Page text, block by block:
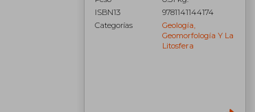
ISBN13
9781141144174
Categorías
Geología,
Geomorfología Y La
Litosfera